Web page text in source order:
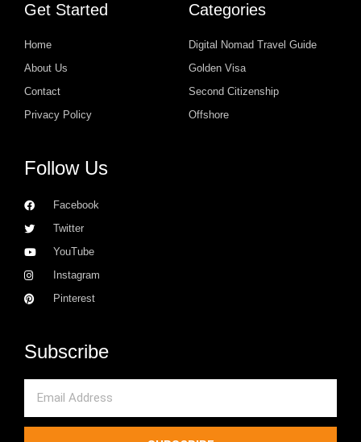
Get Started
Home
About Us
Contact
Privacy Policy
Categories
Digital Nomad Travel Guide
Golden Visa
Second Citizenship
Offshore
Follow Us
Facebook
Twitter
YouTube
Instagram
Pinterest
Subscribe